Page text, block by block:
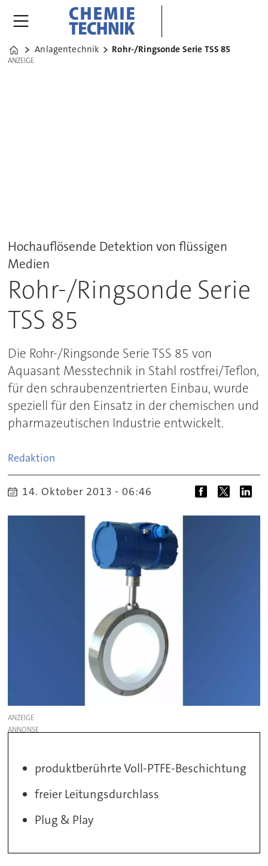
Home
Anlagentechnik Rohr-/Ringsonde Serie TSS 85
ANZEIGE
ANZEIGE
Hochauflösende Detektion von flüssigen
Medien
Rohr-/Ringsonde Serie
TSS 85
Die Rohr-/Ringsonde Serie TSS 85 von
Aquasant Messtechnik in Stahl rostfrei/Teflon,
für den schraubenzentrierten Einbau, wurde
speziell für den Einsatz in der chemischen und
pharmazeutischen Industrie entwickelt.
Redaktion
14. Oktober 2013 - 06:46
ANZEIGE
produktberührte Voll-PTFE-Beschichtung
freier Leitungsdurchlass
Plug & Play